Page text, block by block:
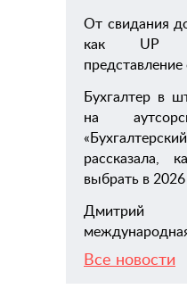
От свидания
как UP
Бухгалтер в
на
рассказала,
выбрать в
Дмитрий
Все новости